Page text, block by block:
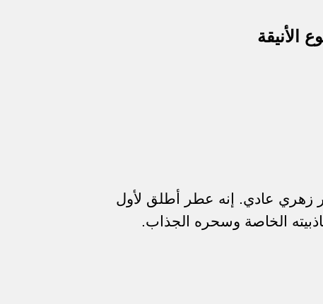
الأنيقة
زهري عادي. إنه عطر أطلق لأول
.